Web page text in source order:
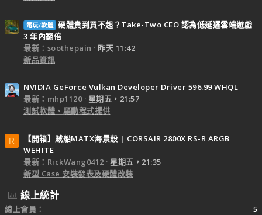
電玩/軟體 硬體貴到買不起？Take-Two CEO 認為低延遲雲端遊戲
3 年內翻倍
最新：soothepain
昨天 11:42
新品資訊
NVIDIA GeForce Vulkan Developer Driver 596.99 WHQL
最新：mhp1120
星期五，21:57
測試軟體、驅動程式提供
R
【開箱】賊船MATX海景殼 | CORSAIR 2800X RS-R ARGB
WEHITE
最新：RickWang0412
星期五，21:35
新型 Case 安裝發表及硬體改裝
線上統計
線上會員
5